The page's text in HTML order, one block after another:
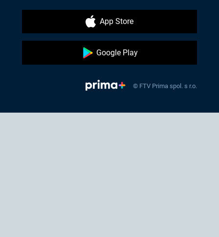
App Store
Google Play
© FTV Prima spol. s r.o.